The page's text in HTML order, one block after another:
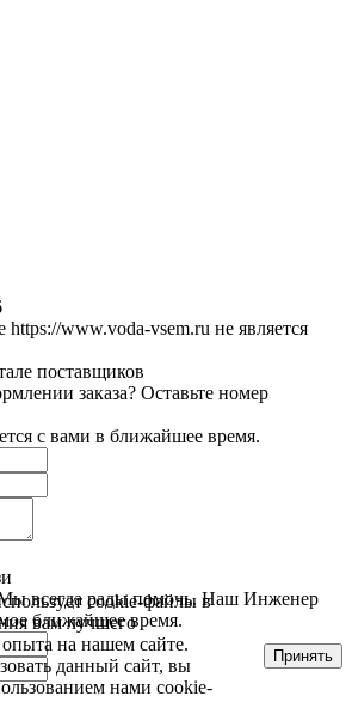
www.voda-vsem.ru не является
поставщиков
заказа? Оставьте номер
с вами в ближайшее время.
всегда рады помочь. Наш Инженер
ближайшее время.
cookie-файлы в
вам лучшего
опыта на нашем сайте.
данный сайт, вы
нами cookie-
Принять